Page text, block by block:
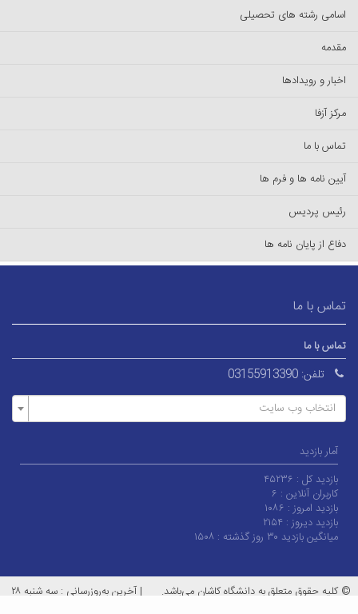
اسامی رشته های تحصیلی
مقدمه
اخبار و رویدادها
مرکز آزفا
تماس با ما
آیین نامه ها و فرم ها
رئیس پردیس
دفاع از پایان نامه ها
تماس با ما
تماس با ما
تلفن: 03155913390
انتخاب وب سایت
آمار بازدید
بازدید کل : ۴۵۲۳۶
کاربران آنلاین : ۶
بازدید امروز : ۱۰۸۶
بازدید دیروز : ۲۱۵۴
میانگین بازدید ۳۰ روز گذشته :
۱۵۰۸
© کلیه حقوق متعلق به دانشگاه کاشان می‌باشد. |
آخرین به‌روزرسانی : سه شنبه ۲۸